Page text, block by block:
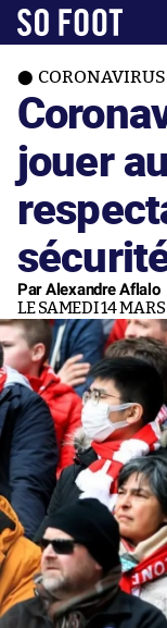
CORONAVIRUS
jouer
Par Alexandre Aflalo
LE SAMEDI 14